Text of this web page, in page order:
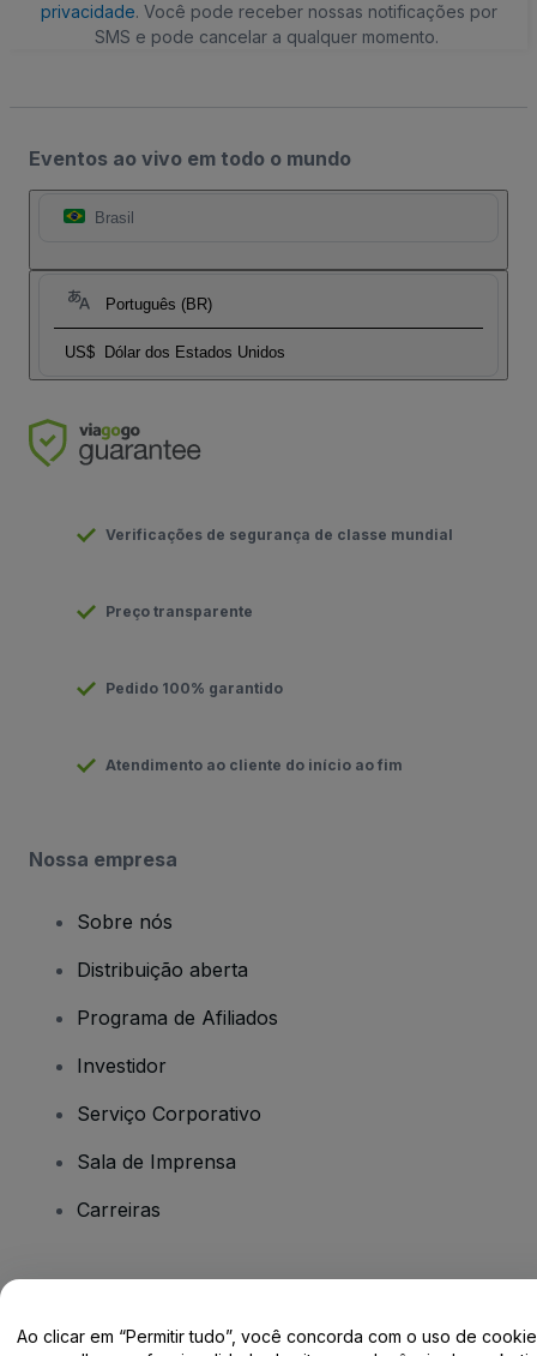
privacidade. Você pode receber nossas notificações por
SMS e pode cancelar a qualquer momento.
Eventos ao vivo em todo o mundo
Brasil
Português (BR)
US$ Dólar dos Estados Unidos
Verificações de segurança de classe mundial
Preço transparente
Pedido 100% garantido
Atendimento ao cliente do início ao fim
Nossa empresa
Sobre nós
Distribuição aberta
Programa de Afiliados
Investidor
Serviço Corporativo
Sala de Imprensa
Carreiras
Ao clicar em “Permitir tudo”, você concorda com o uso de